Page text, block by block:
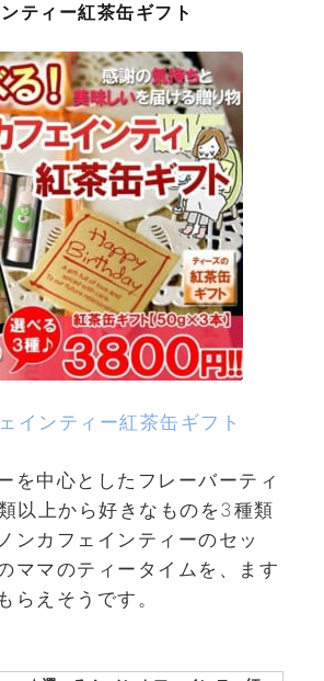
ティー紅茶缶ギフト
インティー紅茶缶ギフト
を中心としたフレーバーティ
以上から好きなものを3種類
ンカフェインティーのセッ
ママのティータイムを、ます
らえそうです。